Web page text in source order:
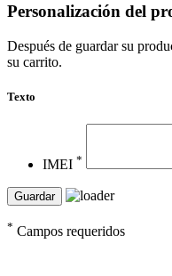
Personalización del
Después de guardar su
su carrito.
Texto
IMEI *
Guardar
* Campos requeridos